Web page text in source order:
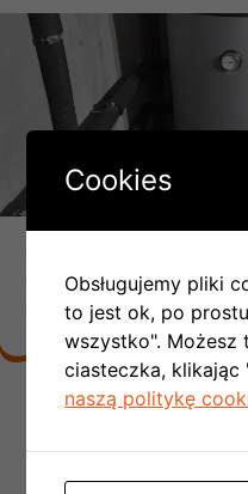
PC W
PODWAJA:
Nie trzeba tworzyć
Cookies
Obsługujemy pliki
to jest ok, po
wszystko". Możesz
ciasteczka, klikając
naszą politykę